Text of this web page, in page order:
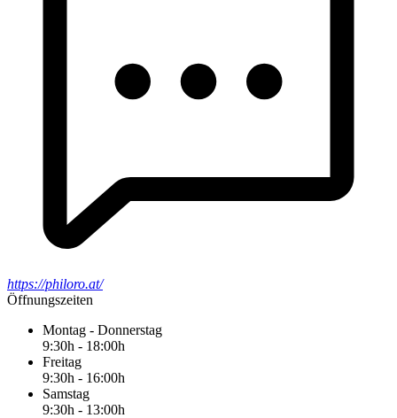
https://philoro.at/
Öffnungszeiten
Montag - Donnerstag
9:30h - 18:00h
Freitag
9:30h - 16:00h
Samstag
9:30h - 13:00h